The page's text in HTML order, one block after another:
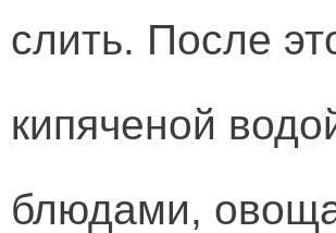
слить. После
кипяченой
блюдами,